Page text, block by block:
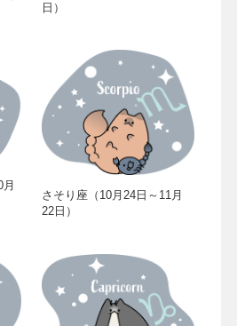
日）
さそり座（10月24日～11月
22日）